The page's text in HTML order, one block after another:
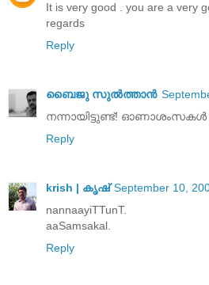
It is very good . you are a very
regards
Reply
ബൈജു സുല്‍ത്താന്‍
നന്നായിട്ടുണ്ട്! ഓണാശംസകള്‍
Reply
krish | കൃഷ് September 10,
nannaayiTTunT.
aaSamsakal.
Reply